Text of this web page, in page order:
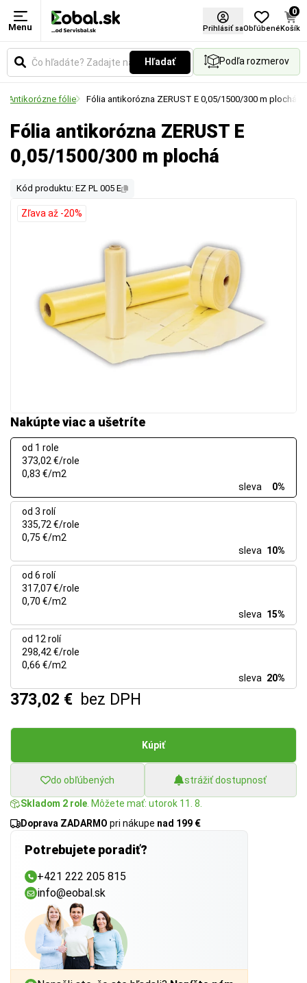
Menu Prihlásiť saObľúbené
0
Košík
Hľadať Podľa rozmerov
Antikorózne fólie Fólia antikorózna ZERUST E 0,05/1500/300 m plochá
Fólia antikorózna ZERUST E
0,05/1500/300 m plochá
Kód produktu: EZ PL 005 E
Nakúpte viac a ušetríte
od 1 role
373,02 €/role
0,83 €/m2
sleva
0%
od 3 rolí
335,72 €/role
0,75 €/m2
sleva 10%
od 6 rolí
317,07 €/role
0,70 €/m2
sleva 15%
od 12 rolí
298,42 €/role
0,66 €/m2
sleva 20%
373,02 € bez DPH
Kúpiť
do obľúbených strážiť dostupnosť
Skladom 2 role . Môžete mať: utorok 11. 8.
Doprava ZADARMO pri nákupe nad 199 €
Potrebujete poradiť?
+421 222 205 815
info@eobal.sk
Zľava až -20%